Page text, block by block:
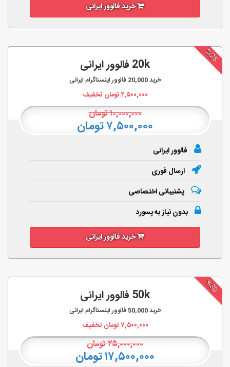
خرید فالوور ایرانی
%25
20k فالوور ایرانی
خرید20,000 فالوور اینستاگرام ایرانی
۲,۵۰۰,۰۰۰تومان تخفیف
۱۰,۰۰۰,۰۰۰تومان
۷,۵۰۰,۰۰۰ تومان
فالوور ایرانی
ارسال فوری
پشتیبانی اختصاصی
بدون نیاز به پسورد
خرید فالوور ایرانی
%30
50k فالوور ایرانی
خرید50,000فالوور اینستاگرام ایرانی
۷,۵۰۰,۰۰۰تومان تخفیف
۲۵,۰۰۰,۰۰۰تومان
۱۷,۵۰۰,۰۰۰ تومان